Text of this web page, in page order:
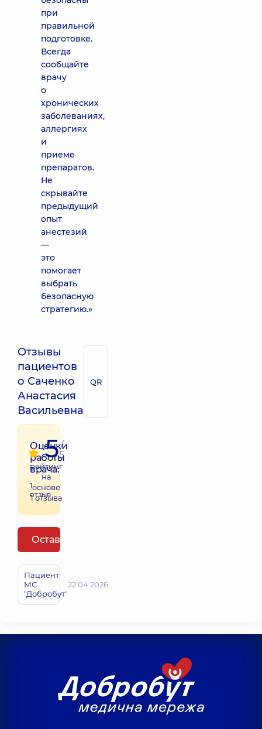
при
правильной
подготовке.
Всегда
сообщайте
врачу
о
хронических
заболеваниях,
аллергиях
и
приеме
препаратов.
Не
скрывайте
предыдущий
опыт
анестезий
—
это
помогает
выбрать
безопасную
стратегию.»
Отзывы
пациентов
о Саченко
Анастасия
Васильевна
QR
Оценки
работы
врача:
1
отзыв
5/
5
рейтинг
на
основе
1отзыва
Оставить отзыв
Пациент
МС
"Добробут"
22.04.2026